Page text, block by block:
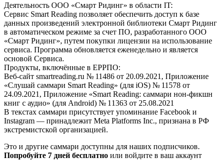
Деятельность ООО «Смарт Ридинг» в области IT:
Сервис Smart Reading позволяет обеспечить доступ к базе
данных произведений электронной библиотеки Смарт Ридинг
в автоматическом режиме за счет ПО, разработанного ООО
«Смарт Ридинг», путем покупки лицензии на использование
сервиса. Программа обновляется еженедельно и является
основой Сервиса.
Продукты, включённые в ЕРРПО:
Веб-сайт smartreading.ru № 11486 от 20.09.2021, Приложение
«Слушай саммари Smart Reading» (для iOS) № 11578 от
24.09.2021, Приложение «Smart Reading: саммари нон-фикшн
книг с аудио» (для Android) № 11363 от 25.08.2021
В текстах саммари присутствует упоминание Facebook и
Instagram — принадлежит Meta Platforms Inc., признана в РФ
экстремистской организацией.
Это и другие саммари доступны для наших подписчиков.
Попробуйте 7 дней бесплатно или войдите в ваш аккаунт